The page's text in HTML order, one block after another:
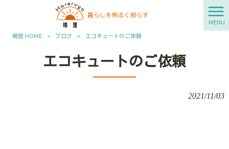
MENU
晴屋 HOME > ブログ > エコキュートのご依頼
エコキュートのご依頼
2021/11/03